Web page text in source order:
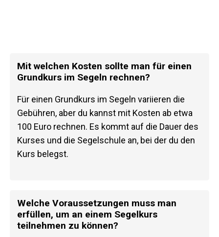
Mit welchen Kosten sollte man für einen
Grundkurs im Segeln rechnen?
Für einen Grundkurs im Segeln variieren die
Gebühren, aber du kannst mit Kosten ab etwa
100 Euro rechnen. Es kommt auf die Dauer des
Kurses und die Segelschule an, bei der du den
Kurs belegst.
Welche Voraussetzungen muss man
erfüllen, um an einem Segelkurs
teilnehmen zu können?